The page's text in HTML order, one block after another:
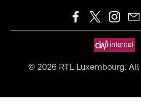
© 2026RTL Luxembourg.